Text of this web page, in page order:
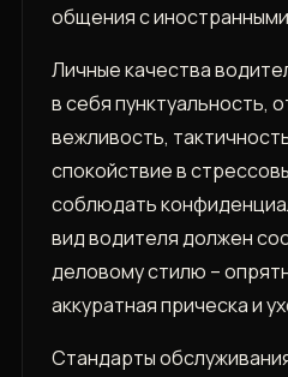
общения с
Личные качества
в себя пунктуальность,
вежливость,
спокойствие в
соблюдать
вид водителя должен
деловому стилю –
аккуратная прическа и
Стандарты